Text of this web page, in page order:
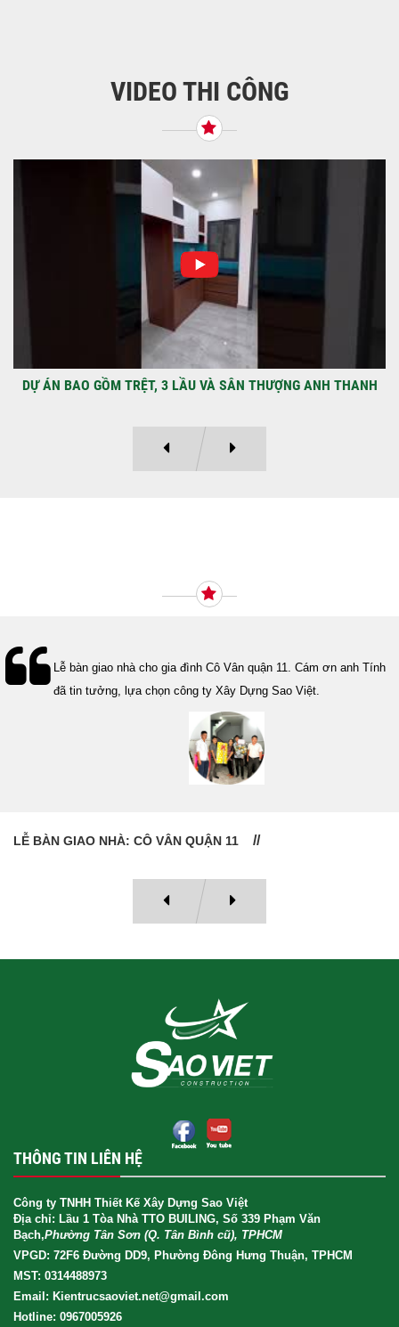
Tiếp nối sự tin tưởng từ quý khách hàng, vừa
qua Công Ty TNHH Thiết Kế Xây Dựng Sao
NHẬN CHÌA KHÓA – TRAO TỔ ẤM MỚI
TẠI PHƯỜNG AN LẠC
Địa điểm: Đường Lâm Hoành, phường An
LạcGia chủ: Anh Kỳ Xây Dựng Sao Việt chính
thức hoàn tất và...
VIDEO THI CÔNG
DỰ ÁN BAO GỒM TRỆT, 3 LẦU VÀ SÂN THƯỢNG ANH THANH
Lễ bàn giao nhà cho gia đình Cô Vân quận 11. Cám ơn anh Tính
đã tin tưởng, lựa chọn công ty Xây Dựng Sao Việt.
LỄ BÀN GIAO NHÀ: CÔ VÂN QUẬN 11
THÔNG TIN LIÊN HỆ
Công ty TNHH Thiết Kế Xây Dựng Sao Việt
Địa chỉ: Lầu 1 Tòa Nhà TTO BUILING, Số 339 Phạm Văn
Bạch,Phường Tân Sơn (Q. Tân Bình cũ), TPHCM
VPGD: 72F6 Đường DD9, Phường Đông Hưng Thuận, TPHCM
MST: 0314488973
Email: Kientrucsaoviet.net@gmail.com
Hotline: 0967005926